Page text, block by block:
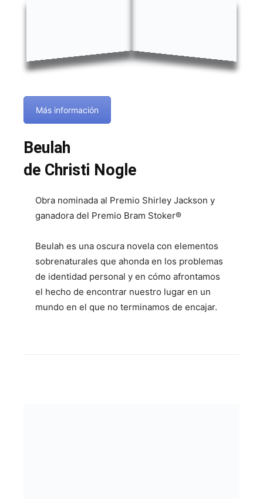
Más información
Beulah
de Christi Nogle
Obra nominada al Premio Shirley Jackson y
ganadora del Premio Bram Stoker®
Beulah es una oscura novela con elementos
sobrenaturales que ahonda en los problemas
de identidad personal y en cómo afrontamos
el hecho de encontrar nuestro lugar en un
mundo en el que no terminamos de encajar.